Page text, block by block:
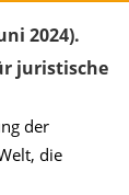
2024).
juristische
der
die